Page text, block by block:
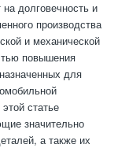
долговечность и
производства
и механической
повышения
для
статье
значительно
а также их